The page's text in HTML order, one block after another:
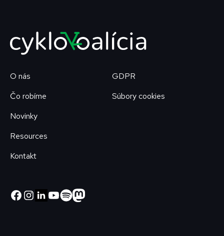
O nás
Čo robíme
Novinky
Resources
Kontakt
GDPR
Súbory cookies